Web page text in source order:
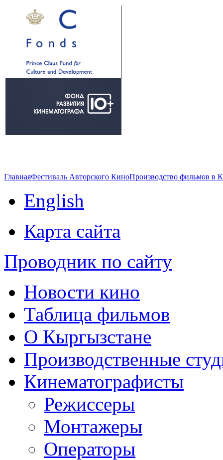
ГлавнаяФестиваль Авторского КиноПроизводство фильмов в
English
Карта сайта
Проводник по сайту
Новости кино
Таблица фильмов
О Кыргызстане
Производственные
Кинематографисты
Режиссеры
Монтажеры
Операторы